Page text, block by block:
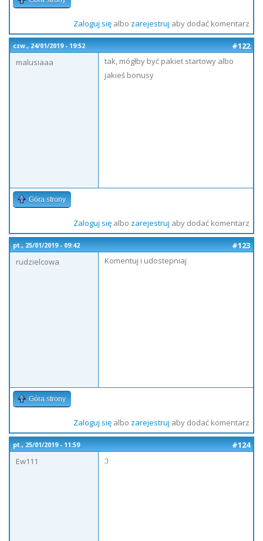
Zaloguj sięalbo zarejestruj aby dodać komentarz
czw., 24/01/2019 - 19:52
#122
malusiaaa
tak, mógłby być pakiet startowy albo
jakieś bonusy
Góra strony
Zaloguj sięalbo zarejestruj aby dodać komentarz
pt., 25/01/2019 - 09:42
#123
rudzielcowa
Komentuj i udostepniaj
Góra strony
Zaloguj sięalbo zarejestruj aby dodać komentarz
pt., 25/01/2019 - 11:59
#124
Ew111
;)